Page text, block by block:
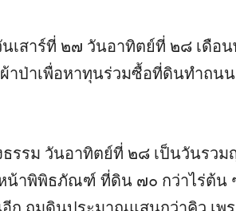
นเสาร์ที่ ๒๗ วันอาทิตย์ที่ ๒๘ เ
ป่าเพื่อหาทุนร่วมซื้อที่ดินทำถน
รรม วันอาทิตย์ที่ ๒๘ เป็นวันรว
าพิพิธภัณฑ์ ที่ดิน ๗๐ กว่าไร่ต้น